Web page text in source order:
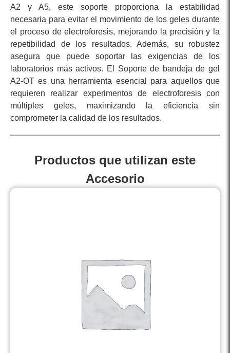
A2 y A5, este soporte proporciona la estabilidad
necesaria para evitar el movimiento de los geles durante
el proceso de electroforesis, mejorando la precisión y la
repetibilidad de los resultados. Además, su robustez
asegura que puede soportar las exigencias de los
laboratorios más activos. El Soporte de bandeja de gel
A2-OT es una herramienta esencial para aquellos que
requieren realizar experimentos de electroforesis con
múltiples geles, maximizando la eficiencia sin
comprometer la calidad de los resultados.
Productos que utilizan este
Accesorio